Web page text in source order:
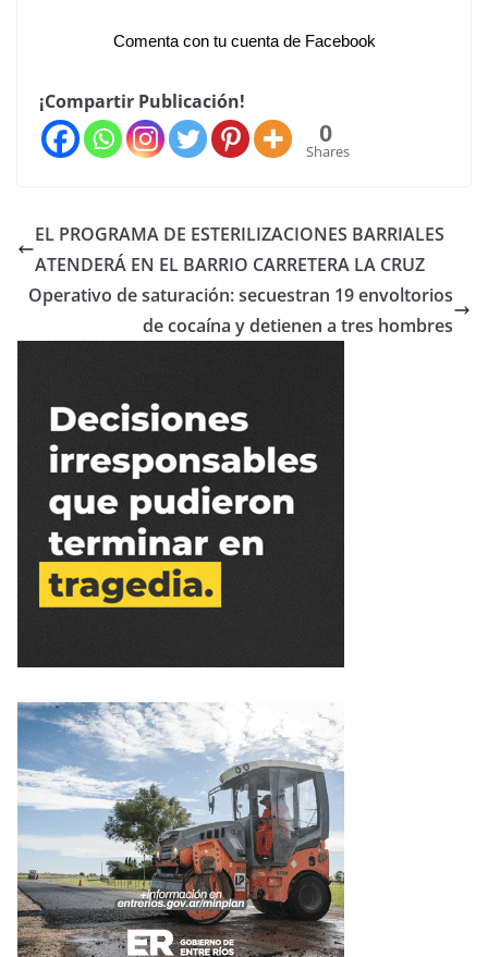
Comenta con tu cuenta de Facebook
¡Compartir Publicación!
0
Shares
EL PROGRAMA DE ESTERILIZACIONES BARRIALES
ATENDERÁ EN EL BARRIO CARRETERA LA CRUZ
Operativo de saturación: secuestran 19 envoltorios
de cocaína y detienen a tres hombres